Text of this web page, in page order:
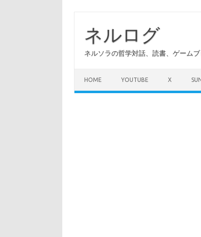
ネルログ
ネルソラの哲学対話、読書、ゲームブ
HOME YOUTUBE X